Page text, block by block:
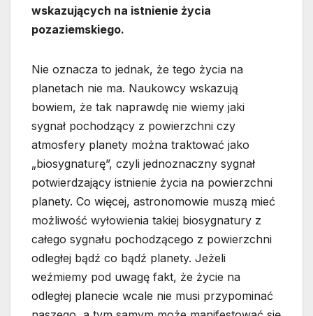
wskazujących na istnienie życia
pozaziemskiego.
Nie oznacza to jednak, że tego życia na
planetach nie ma. Naukowcy wskazują
bowiem, że tak naprawdę nie wiemy jaki
sygnał pochodzący z powierzchni czy
atmosfery planety można traktować jako
„biosygnaturę”, czyli jednoznaczny sygnał
potwierdzający istnienie życia na powierzchni
planety. Co więcej, astronomowie muszą mieć
możliwość wyłowienia takiej biosygnatury z
całego sygnału pochodzącego z powierzchni
odległej bądź co bądź planety. Jeżeli
weźmiemy pod uwagę fakt, że życie na
odległej planecie wcale nie musi przypominać